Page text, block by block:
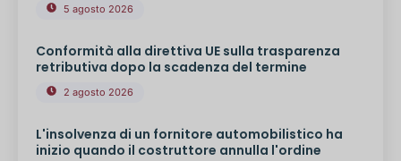
5 agosto 2026
Conformità alla direttiva UE sulla trasparenza
retributiva dopo la scadenza del termine
2 agosto 2026
L'insolvenza di un fornitore automobilistico ha
inizio quando il costruttore annulla l'ordine